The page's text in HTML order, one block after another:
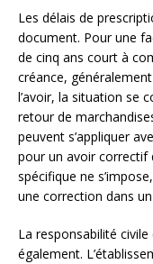
Les délais de
document. Pour une
de cinq ans court à
créance,
l’avoir, la situation se
retour de
peuvent s’appliquer
pour un avoir correctif
spécifique ne
une correction dans
La responsabilité
également.